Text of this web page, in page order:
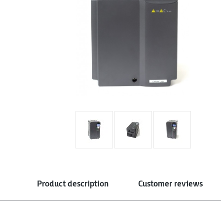
Product description Customer reviews